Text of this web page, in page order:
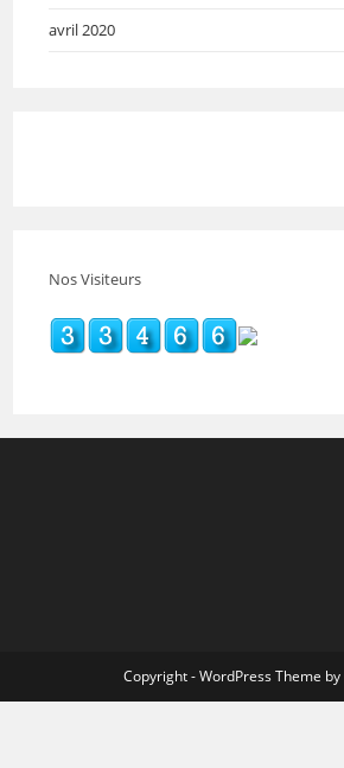
avril 2020
Nos Visiteurs
Copyright - WordPress Theme by